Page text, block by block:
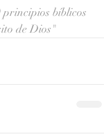
principios bíblicos
de Dios"